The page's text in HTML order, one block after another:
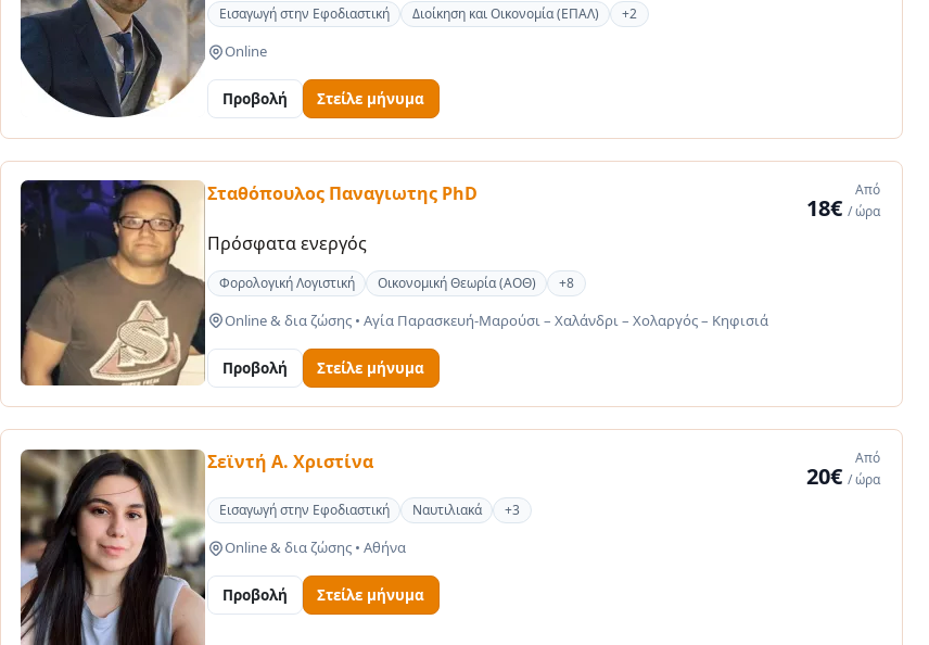
Εισαγωγή στην Εφοδιαστική Διοίκηση και Οικονομία (ΕΠΑΛ) +2
Online
Προβολή Στείλε μήνυμα
Σταθόπουλος Παναγιωτης PhD Από
18€/ ώρα
Πρόσφατα ενεργός
Φορολογική Λογιστική Οικονομική Θεωρία (ΑΟΘ) +8
Online & δια ζώσης • Αγία Παρασκευή-Μαρούσι – Χαλάνδρι – Χολαργός – Κηφισιά
Προβολή Στείλε μήνυμα
Σεϊντή Α. Χριστίνα Από
20€/ ώρα
Εισαγωγή στην Εφοδιαστική
Ναυτιλιακά +3
Online & δια ζώσης • Αθήνα
Προβολή Στείλε μήνυμα